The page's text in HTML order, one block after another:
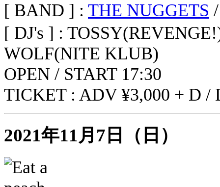
[ BAND ] : THE NUGGETS
[ DJ's ] :
WOLF(NITE KLUB)
OPEN / START 17:30
TICKET : ADV ¥3,000 + D /
2021年11月7日（日）